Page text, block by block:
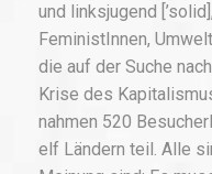
und linksjugend
FeministInnen,
die auf der Suche
Krise des
nahmen 520
elf Ländern teil. Alle